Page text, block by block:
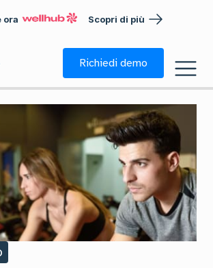
ora Scopri di più
Richiedi demo